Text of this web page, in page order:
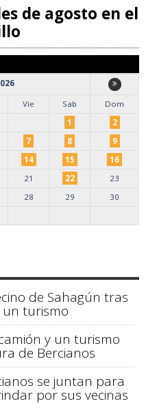
de agosto en el
Vie Sab
Dom
1
2
7 8
9
14 15
16
21 22
23
28 29
30
de Sahagún tras
turismo
y un turismo
de Bercianos
se juntan para
por sus vecinas